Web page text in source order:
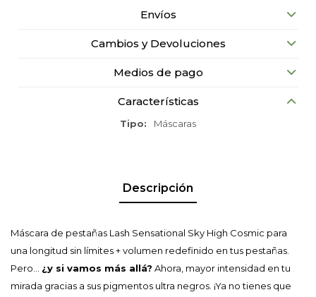
Envíos
Cambios y Devoluciones
Medios de pago
Características
Tipo Máscaras
Descripción
Máscara de pestañas Lash Sensational Sky High Cosmic para
una longitud sin límites + volumen redefinido en tus pestañas.
Pero... ¿y si vamos más allá? Ahora, mayor intensidad en tu
mirada gracias a sus pigmentos ultra negros. ¡Ya no tienes que